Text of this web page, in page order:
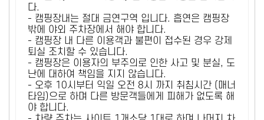
다.
- 캠핑장내는 절대 금연구역 입니다. 흡연은 캠핑장
밖에 야외 주차장에서 해야 합니다.
- 캠핑장 내 다른 이용객과 불편이 접수된 경우 강제
퇴실 조치할 수 있습니다.
- 캠핑장은 이용자의 부주의로 인한 사고 및 분실, 도
난에 대하여 책임을 지지 않습니다.
- 오후 10시부터 익일 오전 8시 까지 취침시간 (매너
타임)으로 하며 다른 방문객들에게 피해가 없도록 해
야 합니다.